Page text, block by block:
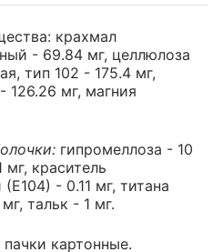
крахмал
- 69.84 мг, целлюлоза
тип 102 - 175.4 мг,
126.26 мг, магния
гипромеллоза - 10
краситель
- 0.11 мг, титана
тальк - 1 мг.
картонные.